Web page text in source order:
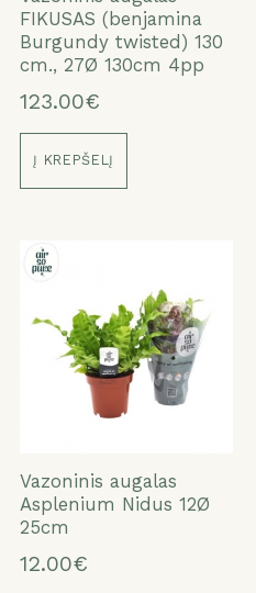
FIKUSAS (benjamina
Burgundy twisted) 130
cm., 27Ø 130cm 4pp
123.00€
Į KREPŠELĮ
Vazoninis augalas
Asplenium Nidus 12Ø
25cm
12.00€